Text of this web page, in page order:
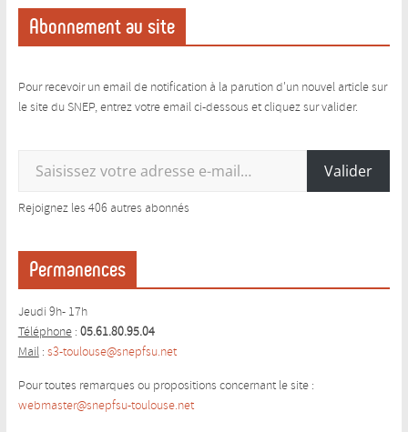
Abonnement au site
Pour recevoir un email de notification à la parution d'un nouvel article sur
le site du SNEP, entrez votre email ci-dessous et cliquez sur valider.
Valider
Rejoignez les 406 autres abonnés
Permanences
Jeudi 9h- 17h
Téléphone: 05.61.80.95.04
Mail: s3-toulouse@snepfsu.net
Pour toutes remarques ou propositions concernant le site :
webmaster@snepfsu-toulouse.net